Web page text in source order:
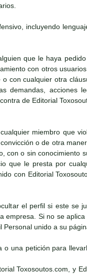
incluyendo
que le haya
con otros
con cualquier otra
demandas, acciones
de Editorial
miembro que
o de otra
con o sin conocimiento
que le presta por
con Editorial
el perfil si este se
Si no se
unido a su
una petición para
Toxosoutos.com, y